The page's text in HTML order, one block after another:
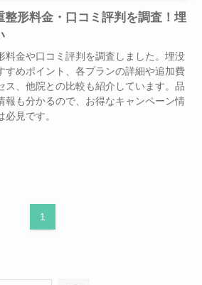
整形料金・口コミ評判を調査！埋
料金や口コミ評判を調査しました。埋没
すめポイント、各プランの詳細や追加費
ス、他院との比較も紹介しています。品
報も分かるので、お得なキャンペーン情
見です。
1